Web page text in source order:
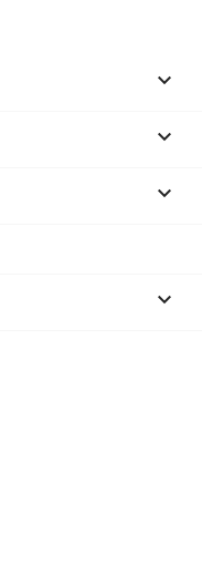



